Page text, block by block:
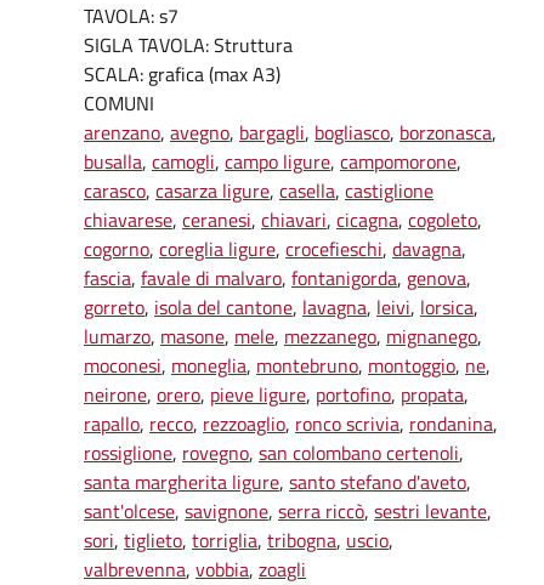
TAVOLA: s7
SIGLA TAVOLA: Struttura
SCALA: grafica (max A3)
COMUNI
arenzano, avegno, bargagli, bogliasco, borzonasca,
busalla, camogli, campo ligure, campomorone,
carasco, casarza ligure, casella, castiglione
chiavarese, ceranesi, chiavari, cicagna, cogoleto,
cogorno, coreglia ligure, crocefieschi, davagna,
fascia, favale di malvaro, fontanigorda, genova,
gorreto, isola del cantone, lavagna, leivi, lorsica,
lumarzo, masone, mele, mezzanego, mignanego,
moconesi, moneglia, montebruno, montoggio, ne,
neirone, orero, pieve ligure, portofino, propata,
rapallo, recco, rezzoaglio, ronco scrivia, rondanina,
rossiglione, rovegno, san colombano certenoli,
santa margherita ligure, santo stefano d'aveto,
sant'olcese, savignone, serra riccò, sestri levante,
sori, tiglieto, torriglia, tribogna, uscio,
valbrevenna, vobbia, zoagli